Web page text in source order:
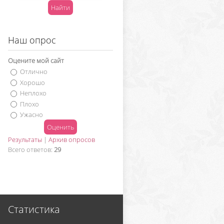
Наш опрос
Оцените мой сайт
Отлично
Хорошо
Неплохо
Плохо
Ужасно
Результаты | Архив опросов
Всего ответов: 29
Статистика